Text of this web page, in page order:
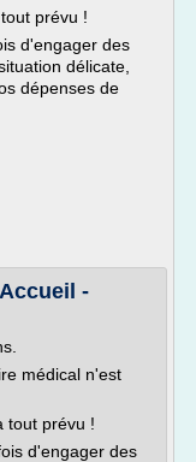
prévu !
d'engager des
délicate,
dépenses de
-
médical n'est
tout prévu !
d'engager des